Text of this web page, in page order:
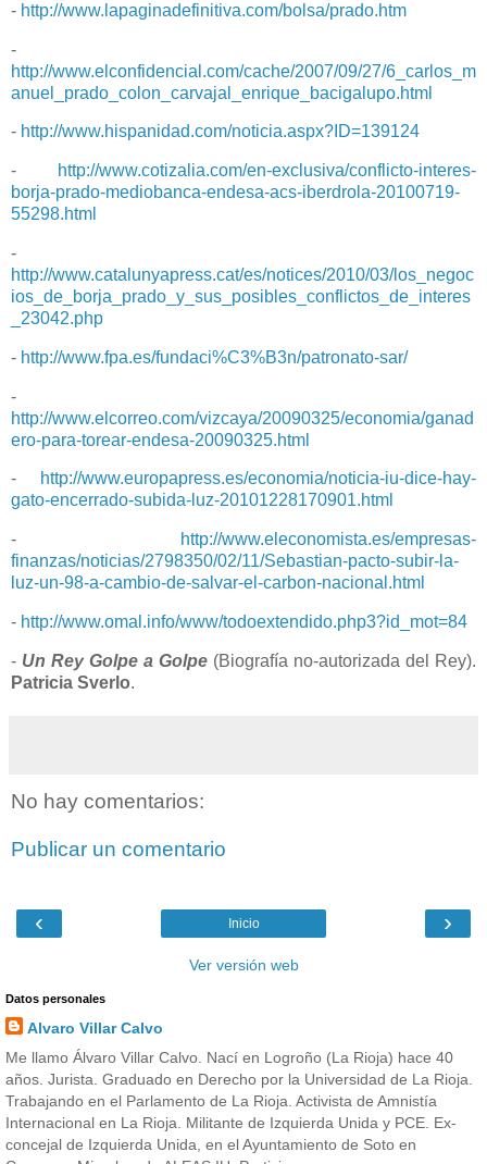
- http://www.lapaginadefinitiva.com/bolsa/prado.htm
-
http://www.elconfidencial.com/cache/2007/09/27/6_carlos_m
anuel_prado_colon_carvajal_enrique_bacigalupo.html
- http://www.hispanidad.com/noticia.aspx?ID=139124
-
http://www.cotizalia.com/en-exclusiva/conflicto-interes-
borja-prado-mediobanca-endesa-acs-iberdrola-20100719-
55298.html
-
http://www.catalunyapress.cat/es/notices/2010/03/los_negoc
ios_de_borja_prado_y_sus_posibles_conflictos_de_interes
_23042.php
- http://www.fpa.es/fundaci%C3%B3n/patronato-sar/
-
http://www.elcorreo.com/vizcaya/20090325/economia/ganad
ero-para-torear-endesa-20090325.html
-
http://www.europapress.es/economia/noticia-iu-dice-hay-
gato-encerrado-subida-luz-20101228170901.html
-
http://www.eleconomista.es/empresas-
finanzas/noticias/2798350/02/11/Sebastian-pacto-subir-la-
luz-un-98-a-cambio-de-salvar-el-carbon-nacional.html
- http://www.omal.info/www/todoextendido.php3?id_mot=84
- Un Rey Golpe a Golpe (Biografía no-autorizada del Rey).
Patricia Sverlo.
No hay comentarios:
Publicar un comentario
‹ ›
Inicio
Ver versión web
Datos personales
Alvaro Villar Calvo
Me llamo Álvaro Villar Calvo. Nací en Logroño (La Rioja) hace 40
años. Jurista. Graduado en Derecho por la Universidad de La Rioja.
Trabajando en el Parlamento de La Rioja. Activista de Amnistía
Internacional en La Rioja. Militante de Izquierda Unida y PCE. Ex-
concejal de Izquierda Unida, en el Ayuntamiento de Soto en